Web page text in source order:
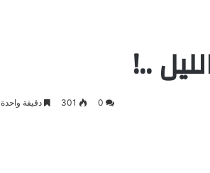
..!
0
301 دقيقة واحدة